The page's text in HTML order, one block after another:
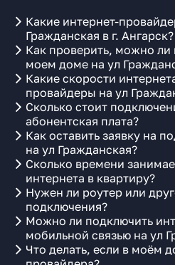
Какие интернет-
Гражданская в г. Ангарск?
Как проверить, можно ли
моем доме на ул
Какие скорости
провайдеры на ул
Сколько стоит
абонентская плата?
Как оставить заявку на
на ул Гражданская?
Сколько времени
интернета в квартиру?
Нужен ли роутер или
подключения?
Можно ли подключить
мобильной связью на ул
Что делать, если в моём